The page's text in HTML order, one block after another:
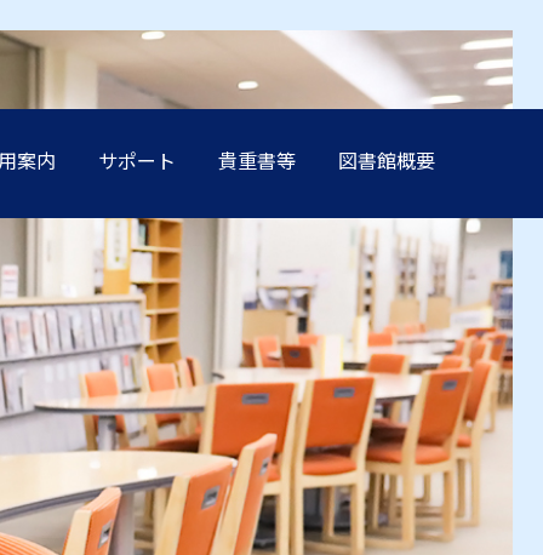
へ 卒業生の方へ 学生保証人の方へ
企業・メディア関係の方へ 在学生の方へ
案内
へ 卒業生の方へ 学生保証人の方へ
企業・メディア関係の方へ 在学生の方へ
サポート
へ 卒業生の方へ 学生保証人の方へ
企業・メディア関係の方へ 在学生の方へ
貴重書等
へ 卒業生の方へ 学生保証人の方へ
企業・メディア関係の方へ 在学生の方へ
図書館概要
へ 卒業生の方へ 学生保証人の方へ
企業・メディア関係の方へ 在学生の方へ